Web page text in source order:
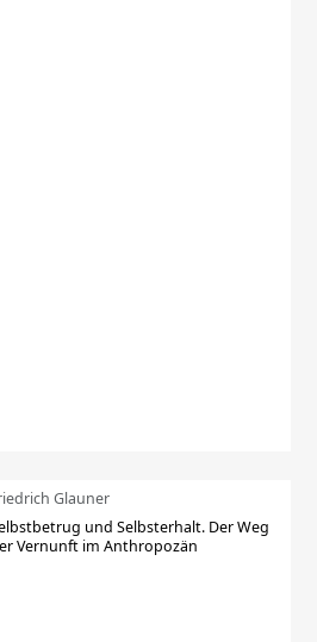
Glauner
und Selbsterhalt. Der Weg
Vernunft im Anthropozän